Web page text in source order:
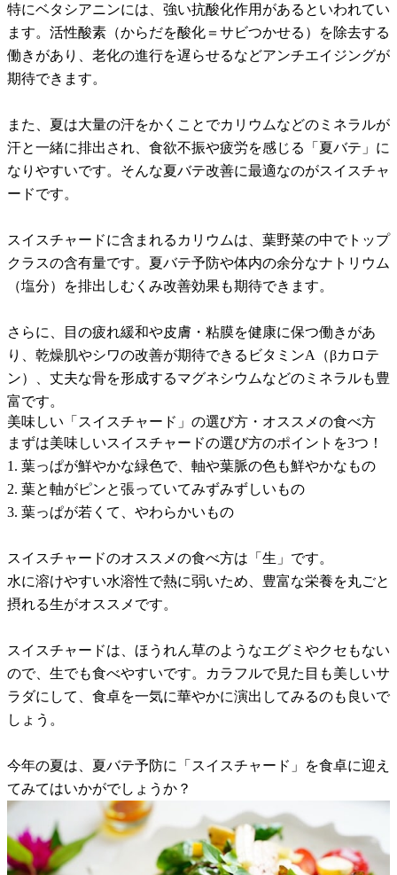
特にベタシアニンには、強い抗酸化作用があるといわれてい
ます。活性酸素（からだを酸化＝サビつかせる）を除去する
働きがあり、老化の進行を遅らせるなどアンチエイジングが
期待できます。
また、夏は大量の汗をかくことでカリウムなどのミネラルが
汗と一緒に排出され、食欲不振や疲労を感じる「夏バテ」に
なりやすいです。そんな夏バテ改善に最適なのがスイスチャ
ードです。
スイスチャードに含まれるカリウムは、葉野菜の中でトップ
クラスの含有量です。夏バテ予防や体内の余分なナトリウム
（塩分）を排出しむくみ改善効果も期待できます。
さらに、目の疲れ緩和や皮膚・粘膜を健康に保つ働きがあ
り、乾燥肌やシワの改善が期待できるビタミンA（βカロテ
ン）、丈夫な骨を形成するマグネシウムなどのミネラルも豊
富です。
美味しい「スイスチャード」の選び方・オススメの食べ方
まずは美味しいスイスチャードの選び方のポイントを3つ！
1. 葉っぱが鮮やかな緑色で、軸や葉脈の色も鮮やかなもの
2. 葉と軸がピンと張っていてみずみずしいもの
3. 葉っぱが若くて、やわらかいもの
スイスチャードのオススメの食べ方は「生」です。
水に溶けやすい水溶性で熱に弱いため、豊富な栄養を丸ごと
摂れる生がオススメです。
スイスチャードは、ほうれん草のようなエグミやクセもない
ので、生でも食べやすいです。カラフルで見た目も美しいサ
ラダにして、食卓を一気に華やかに演出してみるのも良いで
しょう。
今年の夏は、夏バテ予防に「スイスチャード」を食卓に迎え
てみてはいかがでしょうか？